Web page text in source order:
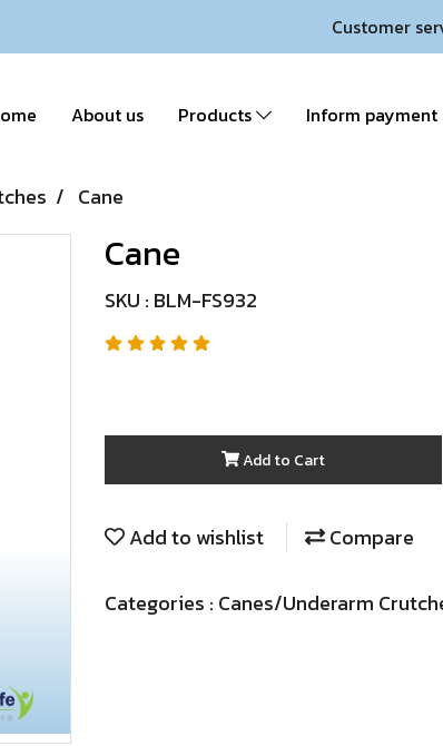
Customer
About us Products Inform payment
Cane
Cane
SKU : BLM-FS932
Add to Cart
Add to wishlist Compare
Categories : Canes/Underarm